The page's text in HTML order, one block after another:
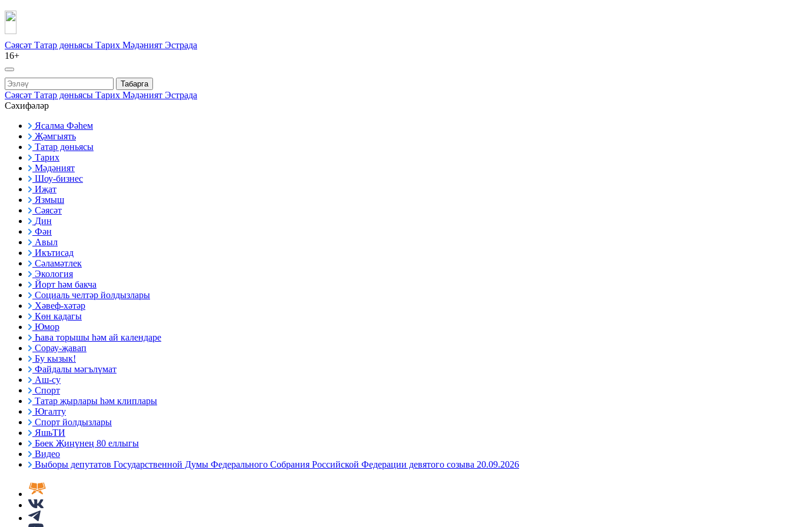
Сәясәт Татар дөньясы Тарих Мәдәният Эстрада
16+
Табарга
Сәясәт Татар дөньясы Тарих Мәдәният Эстрада
Сәхифәләр
Ясалма Фәһем
Җәмгыять
Татар дөньясы
Тарих
Мәдәният
Шоу-бизнес
Иҗат
Язмыш
Сәясәт
Дин
Фән
Авыл
Икътисад
Сәламәтлек
Экология
Йорт һәм бакча
Социаль челтәр йолдызлары
Хәвеф-хәтәр
Көн кадагы
Юмор
Һава торышы һәм ай календаре
Сорау-җавап
Бу кызык!
Файдалы мәгълүмат
Аш-су
Спорт
Татар җырлары һәм клиплары
Югалту
Спорт йолдызлары
ЯшьТИ
Бөек Җиңүнең 80 еллыгы
Видео
Выборы депутатов Государственной Думы Федерального Собрания Российской Федерации девятого созыва 20.09.2026